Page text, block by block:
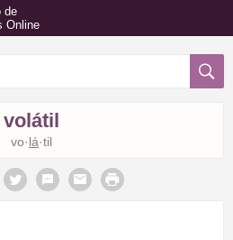
de
Online
volátil
vo·lá·til